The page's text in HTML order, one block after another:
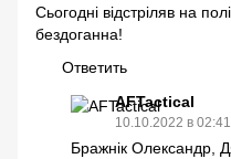
Сьогодні відстріляв на
бездоганна!
Ответить
AFTactical
10.10.2022 в 02:41
Бражнік Олександр,